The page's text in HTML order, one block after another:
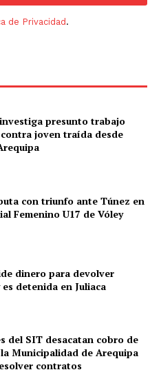
de Privacidad .
presunto trabajo
joven traída desde
con triunfo ante Túnez en
Femenino U17 de Vóley
dinero para devolver
es detenida en Juliaca
del SIT desacatan cobro de
la Municipalidad de Arequipa
contratos